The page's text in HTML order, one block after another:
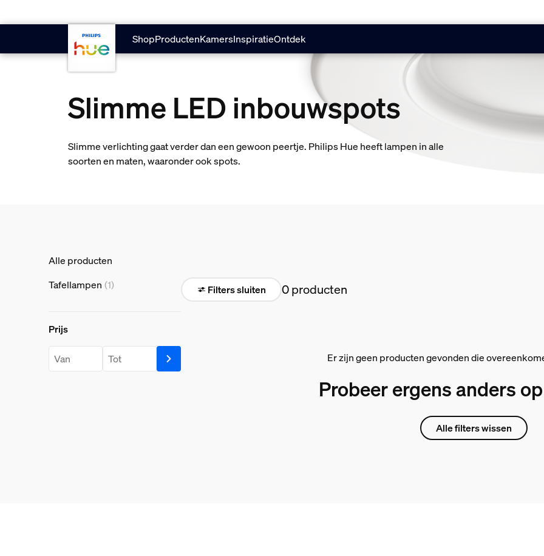
ShopProductenKamersInspiratieOntdek
Slimme LED inbouwspots
Slimme verlichting gaat verder dan een gewoon peertje. Philips Hue heeft lampen in alle
soorten en maten, waaronder ook spots.
Alle producten
Tafellampen (1)
Prijs
Prijs
price.from.label price.to.label
Filters sluiten 0 producten
Er zijn geen producten gevonden die
Probeer ergens anders
Alle filters wissen